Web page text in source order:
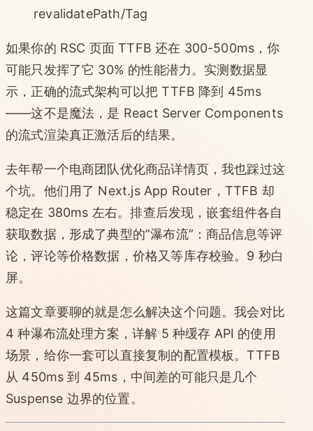
revalidatePath/Tag
如果你的 RSC 页面 TTFB 还在 300-500ms，你
可能只发挥了它 30% 的性能潜力。实测数据显
示，正确的流式架构可以把 TTFB 降到 45ms
——这不是魔法，是 React Server Components
的流式渲染真正激活后的结果。
去年帮一个电商团队优化商品详情页，我也踩过这
个坑。他们用了 Next.js App Router，TTFB 却
稳定在 380ms 左右。排查后发现，嵌套组件各自
获取数据，形成了典型的”瀑布流”：商品信息等评
论，评论等价格数据，价格又等库存校验。9 秒白
屏。
这篇文章要聊的就是怎么解决这个问题。我会对比
4 种瀑布流处理方案，详解 5 种缓存 API 的使用
场景，给你一套可以直接复制的配置模板。TTFB
从 450ms 到 45ms，中间差的可能只是几个
Suspense 边界的位置。